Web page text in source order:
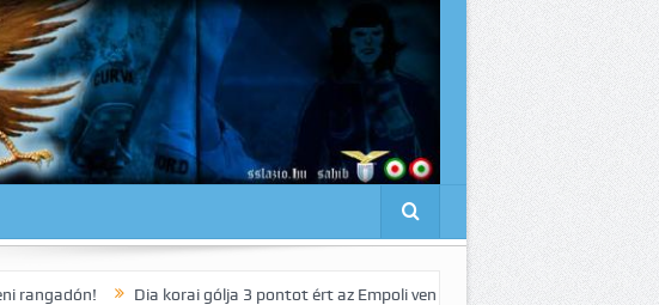
Dia korai gólja 3 pontot ért az Empoli vendégeként! Pedro elnyűhetetlen!:-)